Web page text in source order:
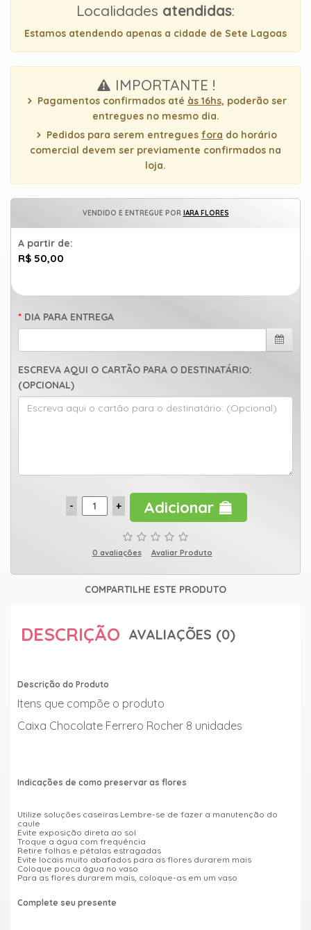
Localidades atendidas:
Estamos atendendo apenas a cidade de Sete Lagoas
IMPORTANTE !
Pagamentos confirmados até às 16hs, poderão ser
entregues no mesmo dia.
Pedidos para serem entregues fora do horário
comercial devem ser previamente confirmados na
loja.
VENDIDO E ENTREGUE POR IARA FLORES
A partir de:
R$ 50,00
DIA PARA ENTREGA
ESCREVA AQUI O CARTÃO PARA O DESTINATÁRIO:
(OPCIONAL)
Adicionar
0 avaliações Avaliar Produto
COMPARTILHE ESTE PRODUTO
DESCRIÇÃO AVALIAÇÕES (0)
Descrição do Produto
Itens que compõe o produto
Caixa Chocolate Ferrero Rocher 8 unidades
Indicações de como preservar as flores
Utilize soluções caseiras Lembre-se de fazer a manutenção do
caule
Evite exposição direta ao sol
Troque a água com frequência
Retire folhas e pétalas estragadas
Evite locais muito abafados para as flores durarem mais
Coloque pouca água no vaso
Para as flores durarem mais, coloque-as em um vaso
Complete seu presente